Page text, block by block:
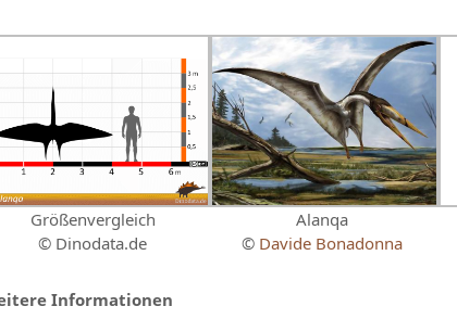
Größenvergleich
© Dinodata.de
Alanqa
© Davide Bonadonna
Informationen